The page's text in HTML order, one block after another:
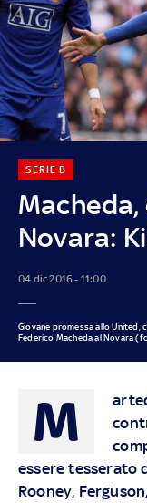
Novara:
SERIE B
04 dic 2016 - 11:00
Giovane promessa allo United,
Federico Macheda al Novara
M
essere tesserato
Rooney,